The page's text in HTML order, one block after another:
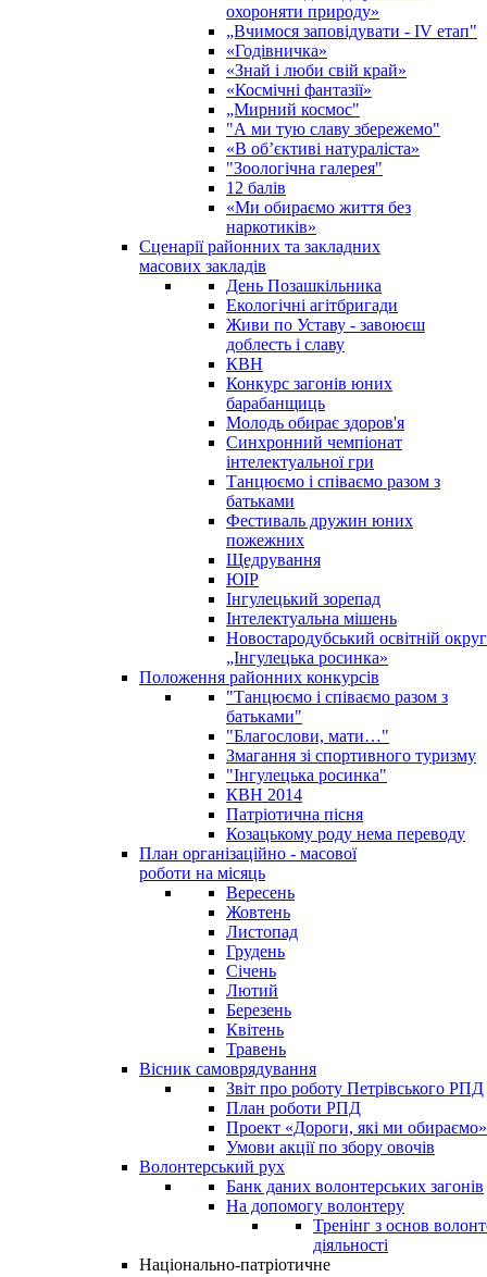
охороняти природу»
„Вчимося заповідувати - ІV етап"
«Годівничка»
«Знай і люби свій край»
«Космічні фантазії»
„Мирний космос"
"А ми тую славу збережемо"
«В об’єктиві натураліста»
"Зоологічна галерея"
12 балів
«Ми обираємо життя без
наркотиків»
Сценарії районних та закладних
масових закладів
День Позашкільника
Екологічні агітбригади
Живи по Уставу - завоюєш
доблесть і славу
КВН
Конкурс загонів юних
барабанщиць
Молодь обирає здоров'я
Синхронний чемпіонат
інтелектуальної гри
Танцюємо і співаємо разом з
батьками
Фестиваль дружин юних
пожежних
Щедрування
ЮІР
Інгулецький зорепад
Інтелектуальна мішень
Новостародубський освітній округ
„Інгулецька росинка»
Положення районних конкурсів
"Танцюємо і співаємо разом з
батьками"
"Благослови, мати…"
Змагання зі спортивного туризму
"Інгулецька росинка"
КВН 2014
Патріотична пісня
Козацькому роду нема переводу
План організаційно - масової
роботи на місяць
Вересень
Жовтень
Листопад
Грудень
Січень
Лютий
Березень
Квітень
Травень
Вісник самоврядування
Звіт про роботу Петрівського РПД
План роботи РПД
Проект «Дороги, які ми обираємо»
Умови акції по збору овочів
Волонтерський рух
Банк даних волонтерських загонів
На допомогу волонтеру
Тренінг з основ
діяльності
Національно-патріотичне